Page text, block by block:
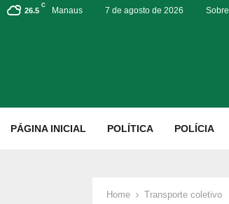
26.5
C
Manaus 7 de agosto de 2026 Sobre
PÁGINA INICIAL POLÍTICA POLÍCIA
Home Transporte coletivo